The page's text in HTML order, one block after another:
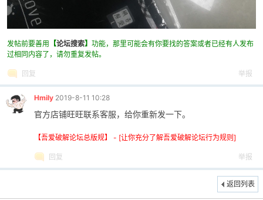
破
发帖前要善用 【论坛搜索】 功能，那里可能会有你要找的答案或者已经有人发布
过相同内容了，请勿重复发帖。
回复 举报
Hmily 2019-8-11 10:28
官方店铺旺旺联系客服，给你重新发一下。
【吾爱破解论坛总版规】 - [让你充分了解吾爱破解论坛行为规则]
回复 举报
返回列表